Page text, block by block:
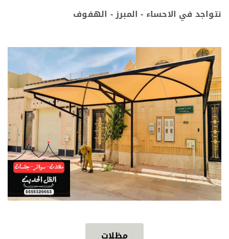
نتواجد في الاحساء - المبرز - الهفوف
مظلات